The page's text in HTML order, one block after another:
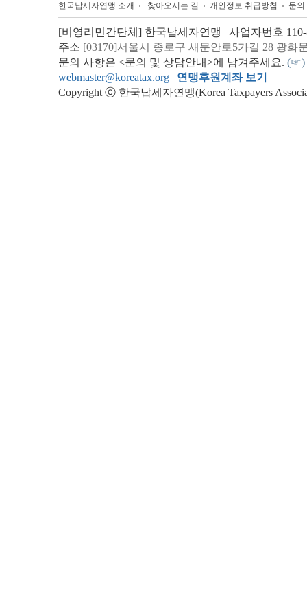
한국납세자연맹 소개 찾아오시는 길 개인정보 취급방침 문
[비영리민간단체] 한국납세자연맹 | 사업자번호
주소 [03170]서울시 종로구 새문안로5가길 28 광화
문의 사항은 <문의 및 상담안내>에 남겨주세요. (☞)
webmaster@koreatax.org | 연맹후원계좌 보기
Copyright ⓒ 한국납세자연맹(Korea Taxpayers